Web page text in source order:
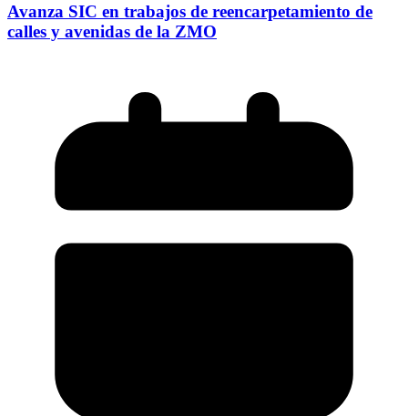
Avanza SIC en trabajos de reencarpetamiento de
calles y avenidas de la ZMO